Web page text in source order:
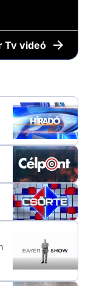
Tv videó